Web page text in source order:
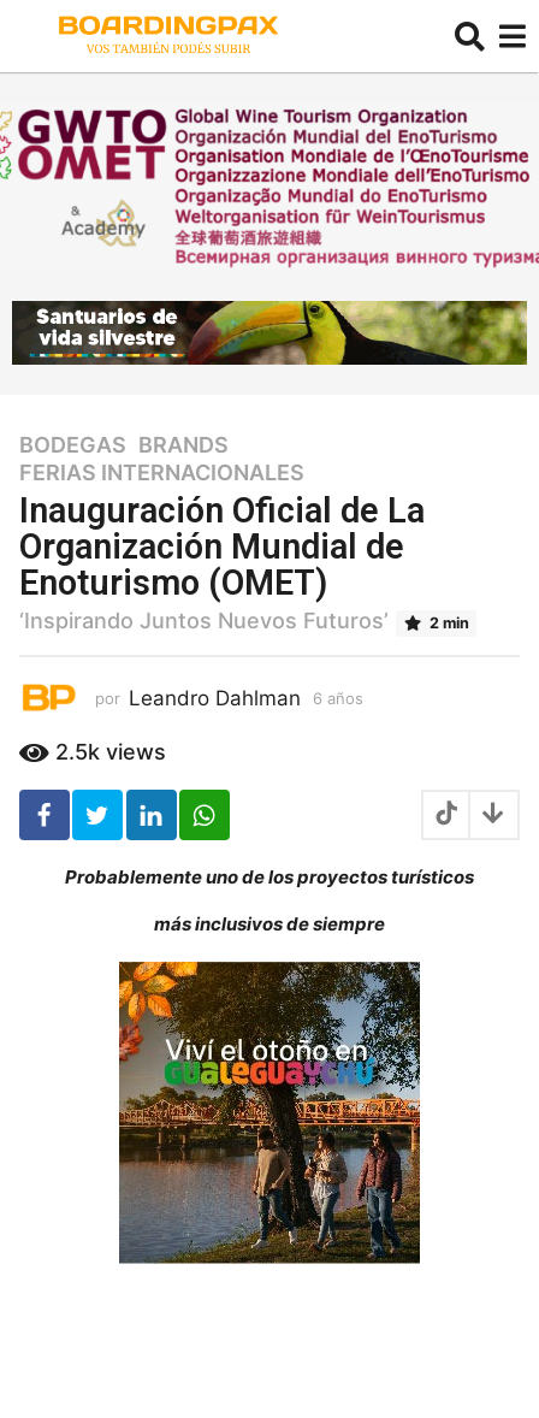
6
a
ñ
o
s
6
ñ
s
BODEGAS ,BRANDS
FERIAS INTERNACIONALES
Inauguración Oficial de La
Organización Mundial de
Enoturismo (OMET)
‘Inspirando Juntos Nuevos Futuros’ 2 min
por Leandro Dahlman 6 años
2.5k views
Probablemente uno de los proyectos turísticos
más inclusivos de siempre